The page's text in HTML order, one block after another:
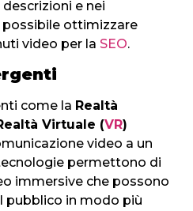
e nei
ottimizzare
video per la SEO.
come la Realtà
Virtuale (VR)
video a un
permettono di
immersive che possono
pubblico in modo più